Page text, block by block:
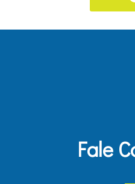
Fale